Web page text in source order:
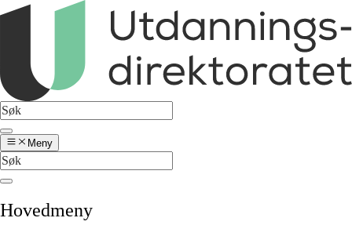
Meny
Hovedmeny